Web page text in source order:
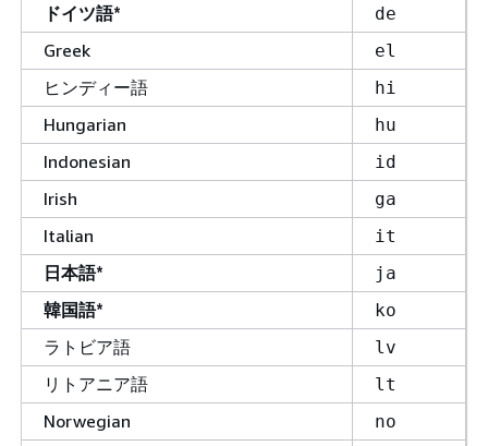
ドイツ語* de
Greek el
ヒンディー語 hi
Hungarian hu
Indonesian id
Irish ga
Italian it
日本語* ja
韓国語* ko
ラトビア語 lv
リトアニア語 lt
Norwegian no